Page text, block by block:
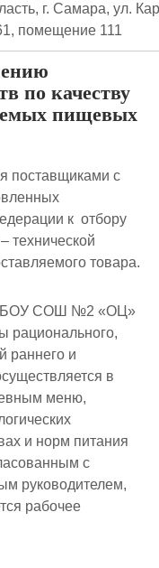
г. Самара, ул.
помещение 111
по качеству
пищевых
поставщиками с
к отбору
технической
товара.
ГБОУ СОШ №2 «ОЦ»
рационального,
раннего и
в
меню,
и норм питания
с
руководителем,
рабочее